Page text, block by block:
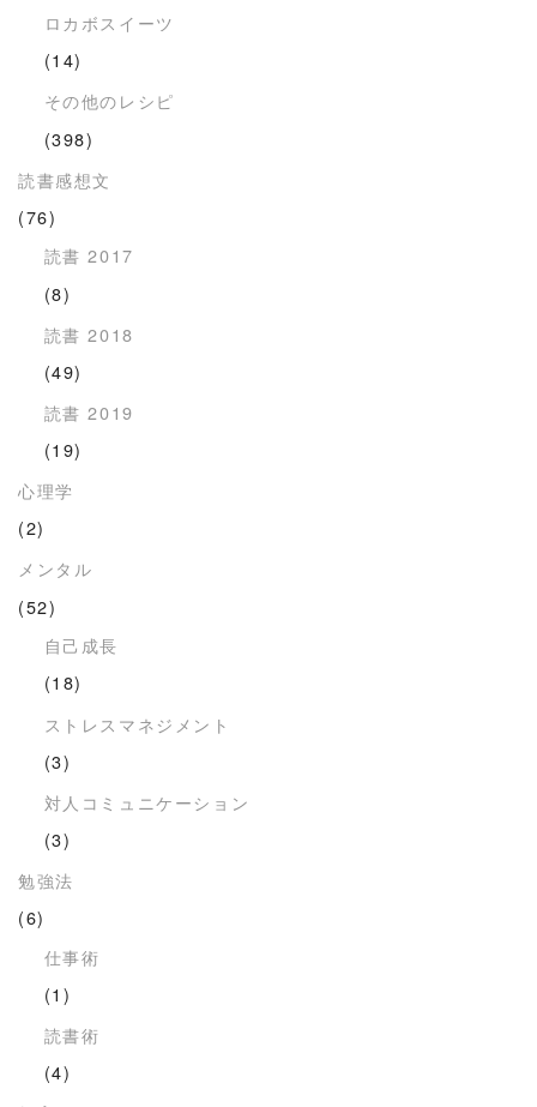
ロカボスイーツ
(14)
その他のレシピ
(398)
読書感想文
(76)
読書 2017
(8)
読書 2018
(49)
読書 2019
(19)
心理学
(2)
メンタル
(52)
自己成長
(18)
ストレスマネジメント
(3)
対人コミュニケーション
(3)
勉強法
(6)
仕事術
(1)
読書術
(4)